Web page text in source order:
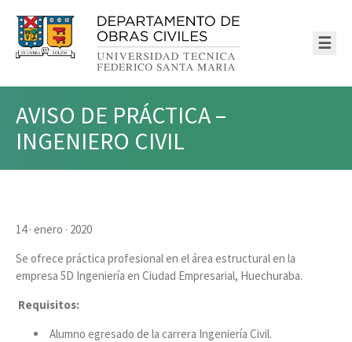
☰
AVISO DE PRÁCTICA –
INGENIERO CIVIL
14 · enero · 2020
Se ofrece práctica profesional en el área estructural en la
empresa 5D Ingeniería en Ciudad Empresarial, Huechuraba.
Requisitos:
Alumno egresado de la carrera Ingeniería Civil.